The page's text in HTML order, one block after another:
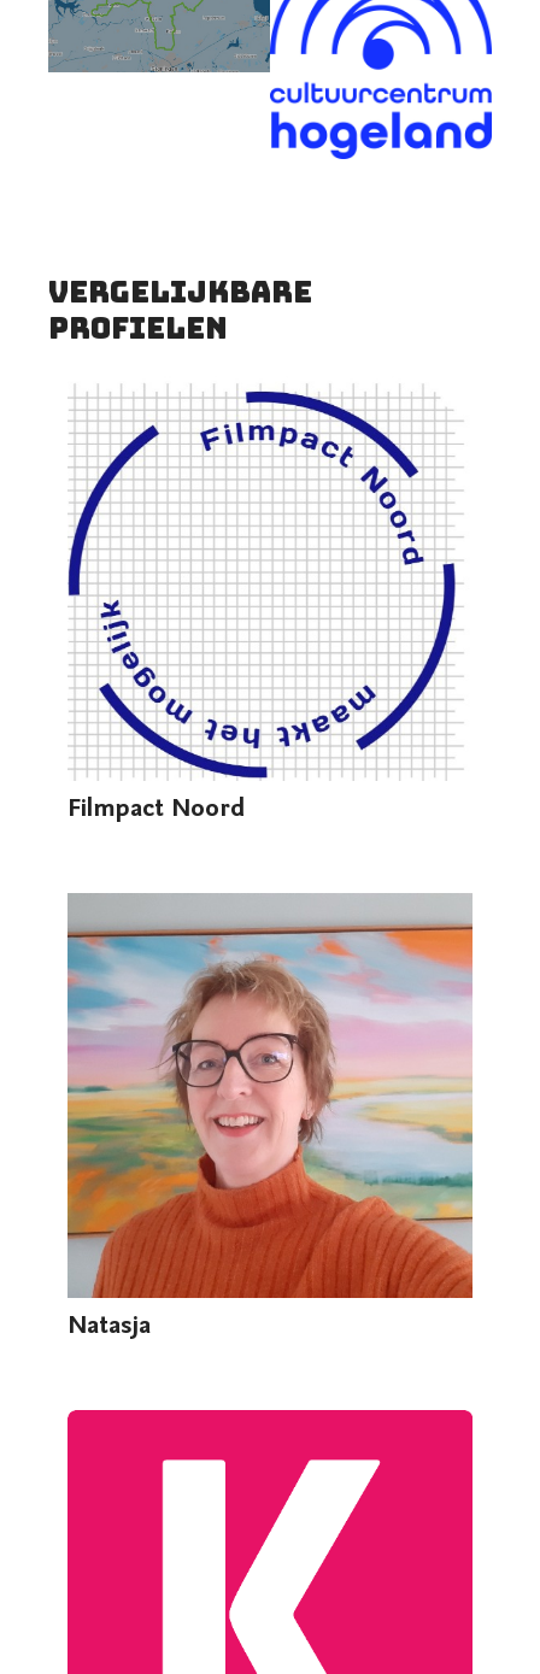
vergelijkbare
profielen
Filmpact Noord
Natasja